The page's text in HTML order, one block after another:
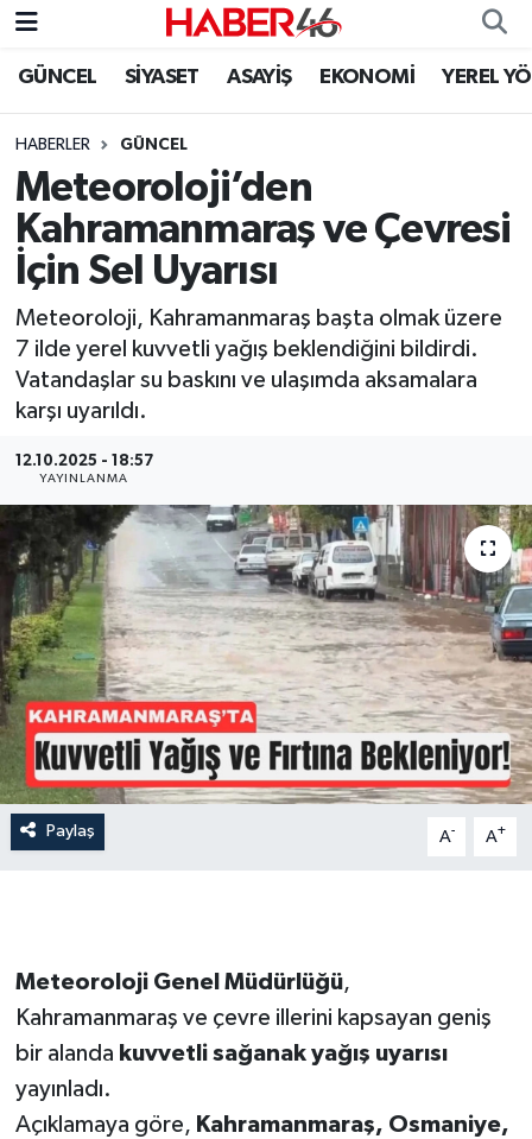
GÜNCEL SİYASET ASAYİŞ EKONOMİ YEREL
HABERLER GÜNCEL
Meteoroloji’den
Kahramanmaraş ve Çevresi
İçin Sel Uyarısı
Meteoroloji, Kahramanmaraş başta olmak üzere
7 ilde yerel kuvvetli yağış beklendiğini bildirdi.
Vatandaşlar su baskını ve ulaşımda aksamalara
karşı uyarıldı.
12.10.2025 - 18:57
YAYINLANMA
Paylaş A- A+
Meteoroloji Genel Müdürlüğü,
Kahramanmaraş ve çevre illerini kapsayan geniş
bir alanda kuvvetli sağanak yağış uyarısı
yayınladı.
Açıklamaya göre, Kahramanmaraş, Osmaniye,
GÜNCEL
SİYASET
EKONOMİ
SPOR
YAŞAM
TEKNOLOJİ
SAĞLIK
EĞİTİM
İLÇE HABERLERİ
KÜLTÜR-SANAT
KSÜ
DÜNYA
ROPORTAJ
YEREL YÖNETİM
MEDYA
SEÇİM 2011
Nöbetçi Eczaneler
Hava Durumu
Kahramanmaraş Namaz Vakitleri
Trafik Durumu
Süper Lig Puan Durumu ve Fikstür
Tüm Manşetler
Son Dakika Haberleri
Haber Arşivi